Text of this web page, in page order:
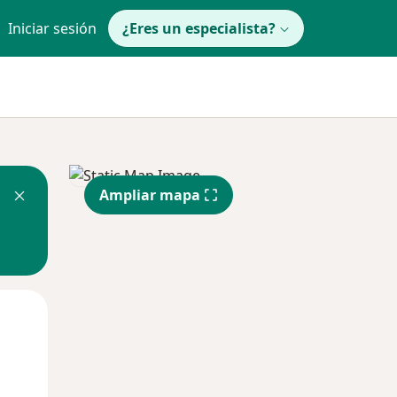
Iniciar sesión ¿Eres un especialista?
Ampliar mapa